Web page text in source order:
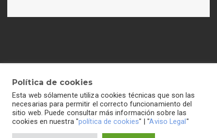
Política de cookies-Política de privacidad-Aviso legal
Política de cookies
Esta web sólamente utiliza cookies técnicas que son las
necesarias para permitir el correcto funcionamiento del
sitio web. Puede consultar más información sobre las
cookies en nuestra "política de cookies" | "Aviso Legal"